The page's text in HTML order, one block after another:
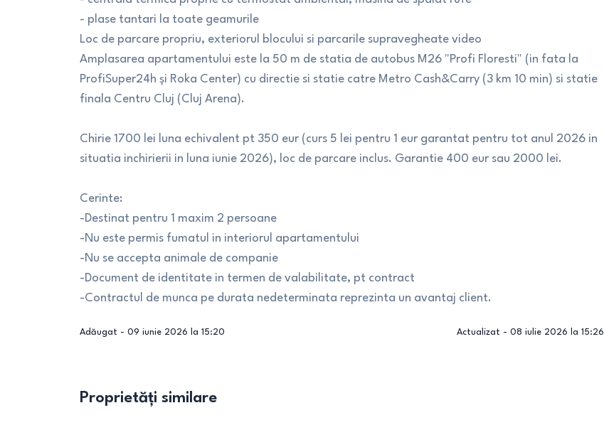
- plase tantari la toate geamurile
Loc de parcare propriu, exteriorul blocului si parcarile supravegheate video
Amplasarea apartamentului este la 50 m de statia de autobus M26 "Profi Floresti" (in fata la
ProfiSuper24h și Roka Center) cu directie si statie catre Metro Cash&Carry (3 km 10 min) si statie
finala Centru Cluj (Cluj Arena).
Chirie 1700 lei luna echivalent pt 350 eur (curs 5 lei pentru 1 eur garantat pentru tot anul 2026 in
situatia inchirierii in luna iunie 2026), loc de parcare inclus. Garantie 400 eur sau 2000 lei.
Cerinte:
-Destinat pentru 1 maxim 2 persoane
-Nu este permis fumatul in interiorul apartamentului
-Nu se accepta animale de companie
-Document de identitate in termen de valabilitate, pt contract
-Contractul de munca pe durata nedeterminata reprezinta un avantaj client.
Adăugat - 09 iunie 2026 la 15:20 Actualizat - 08 iulie 2026 la 15:26
Proprietăți similare